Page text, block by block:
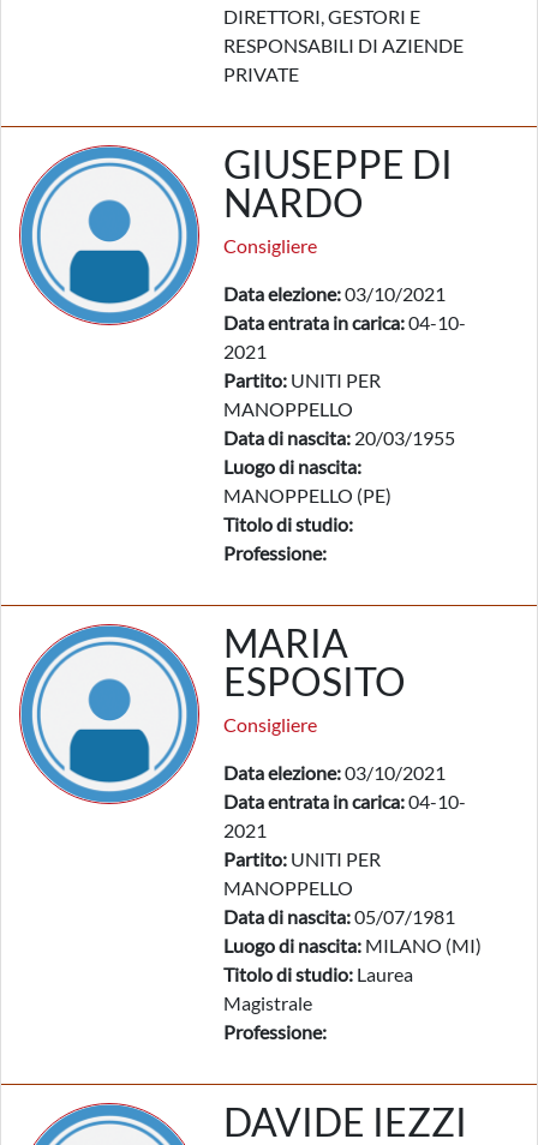
DIRETTORI, GESTORI E
RESPONSABILI DI AZIENDE
PRIVATE
GIUSEPPE DI
NARDO
Consigliere
Data elezione:03/10/2021
Data entrata in carica:04-10-
2021
Partito: UNITI PER
MANOPPELLO
Data di nascita: 20/03/1955
Luogo di nascita:
MANOPPELLO (PE)
Titolo di studio:
Professione:
MARIA
ESPOSITO
Consigliere
Data elezione:03/10/2021
Data entrata in carica:04-10-
2021
Partito: UNITI PER
MANOPPELLO
Data di nascita:05/07/1981
Luogo di nascita: MILANO (MI)
Titolo di studio: Laurea
Magistrale
Professione:
DAVIDE IEZZI